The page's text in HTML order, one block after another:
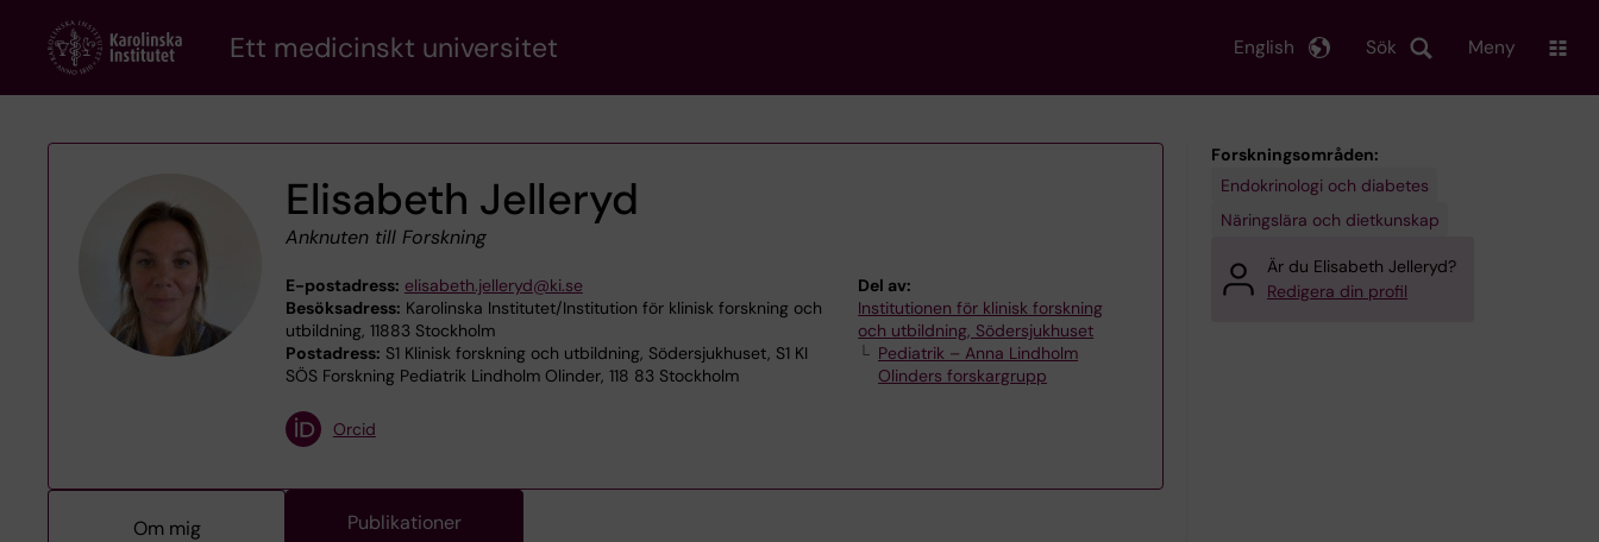
content
Ett medicinskt universitet Sök
English Meny
Elisabeth Jelleryd
Anknuten till Forskning
E-postadress: elisabeth.jelleryd@ki.se
Besöksadress: Karolinska Institutet/Institution för klinisk forskning och
utbildning, 11883 Stockholm
Postadress: S1 Klinisk forskning och utbildning, Södersjukhuset, S1 KI
SÖS Forskning Pediatrik Lindholm Olinder, 118 83 Stockholm
Del av:
Institutionen för klinisk forskning
och utbildning, Södersjukhuset
Pediatrik – Anna Lindholm
Olinders forskargrupp
Orcid
Om mig Publikationer
Forskningsområden:
Endokrinologi och diabetes
Näringslära och dietkunskap
Är du Elisabeth Jelleryd?
Redigera din profil